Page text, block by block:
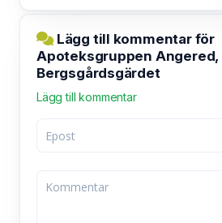
Lägg till kommentar för
Apoteksgruppen Angered,
Bergsgårdsgärdet
Lägg till kommentar